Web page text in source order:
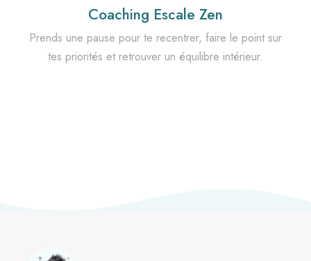
Coaching Escale Zen
Prends une pause pour te recentrer, faire le point sur
tes priorités et retrouver un équilibre intérieur.